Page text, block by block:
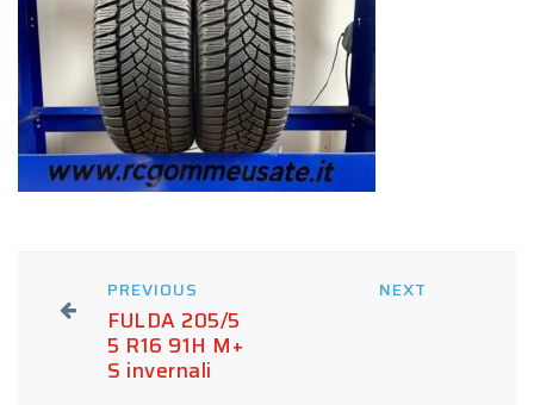
PREVIOUS
FULDA 205/5
5 R16 91H M+
S invernali
NEXT